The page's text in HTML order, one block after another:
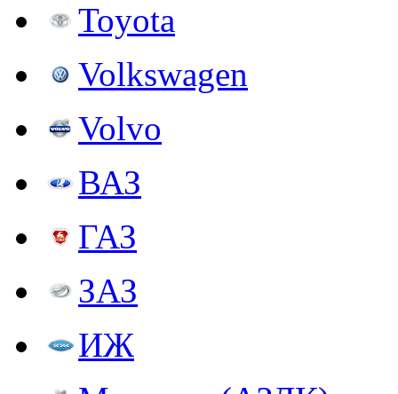
Toyota
Volkswagen
Volvo
ВАЗ
ГАЗ
ЗАЗ
ИЖ